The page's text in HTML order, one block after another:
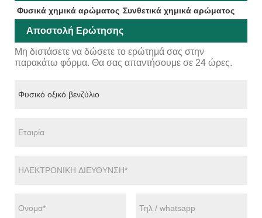
Φυσικά χημικά αρώματος Συνθετικά χημικά αρώματος
Αποστολή Ερώτησης
Μη διστάσετε να δώσετε το ερώτημά σας στην
παρακάτω φόρμα. Θα σας απαντήσουμε σε 24 ώρες.